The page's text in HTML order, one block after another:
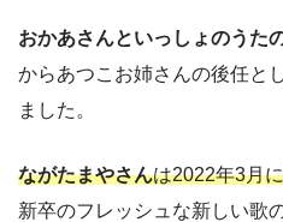
おかあさんといっしょのうた
からあつこお姉さんの後任と
ました。
ながたまやさんは2022年3月に
新卒のフレッシュな新しい歌